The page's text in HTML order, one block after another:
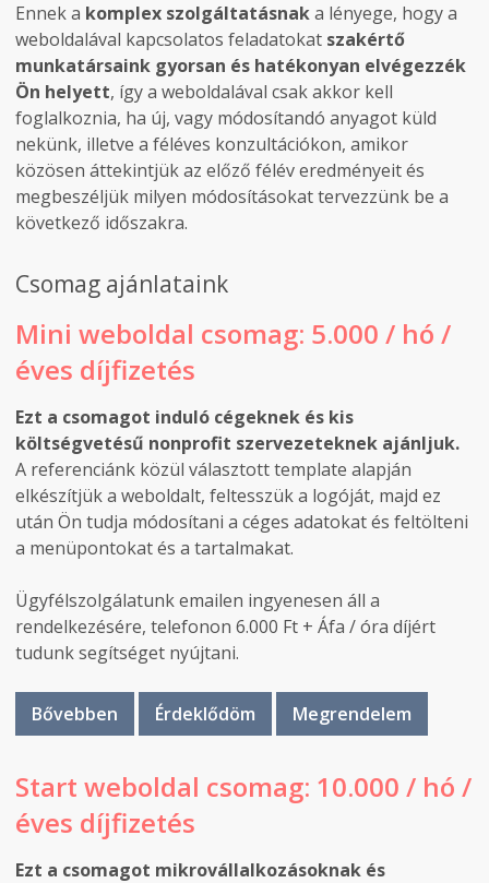
Ennek a komplex szolgáltatásnaka lényege, hogy a
weboldalával kapcsolatos feladatokat szakértő
munkatársaink gyorsan és hatékonyan elvégezzék
Ön helyett, így a weboldalával csak akkor kell
foglalkoznia, ha új, vagy módosítandó anyagot küld
nekünk, illetve a féléves konzultációkon, amikor
közösen áttekintjük az előző félév eredményeit és
megbeszéljük milyen módosításokat tervezzünk be a
következő időszakra.
Csomag ajánlataink
Mini weboldal csomag: 5.000 / hó /
éves díjfizetés
Ezt a csomagot induló cégeknek és kis
költségvetésű nonprofit szervezeteknek ajánljuk.
A referenciánk közül választott template alapján
elkészítjük a weboldalt, feltesszük a logóját, majd ez
után Ön tudja módosítani a céges adatokat és feltölteni
a menüpontokat és a tartalmakat.
Ügyfélszolgálatunk emailen ingyenesen áll a
rendelkezésére, telefonon 6.000 Ft + Áfa / óra díjért
tudunk segítséget nyújtani.
Bővebben Érdeklődöm Megrendelem
Start weboldal csomag: 10.000 / hó /
éves díjfizetés
Ezt a csomagot mikrovállalkozásoknak és